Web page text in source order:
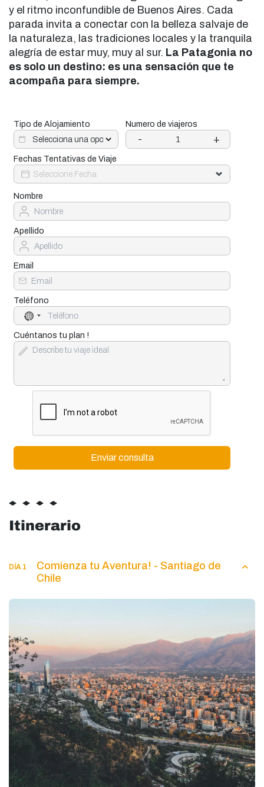
y el ritmo inconfundible de Buenos Aires. Cada
parada invita a conectar con la belleza salvaje de
la naturaleza, las tradiciones locales y la tranquila
alegría de estar muy, muy al sur. La Patagonia no
es solo un destino: es una sensación que te
acompaña para siempre.
Tipo de Alojamiento Numero de viajeros
- +
Fechas Tentativas de Viaje
Nombre
Apellido
Email
Teléfono
No
country
selected
Cuéntanos tu plan !
Itinerario
DÍA 1
Comienza tu Aventura! - Santiago de
Chile